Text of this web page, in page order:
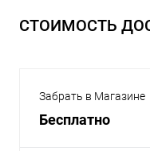
СТОИМОСТЬ
Забрать в Магазине
Бесплатно